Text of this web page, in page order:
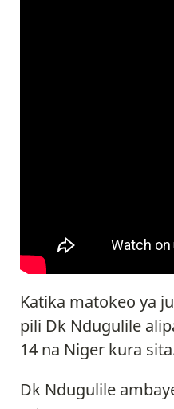
Katika matokeo ya
pili Dk Ndugulile
14 na Niger kura
Dk Ndugulile